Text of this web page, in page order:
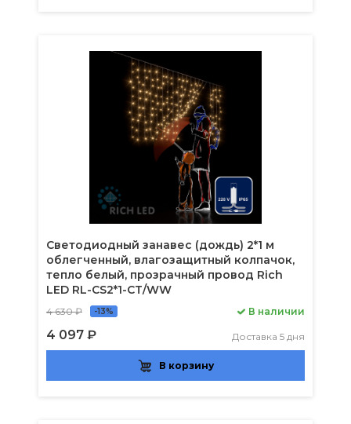
Светодиодный занавес (дождь) 2*1 м
облегченный, влагозащитный колпачок,
тепло белый, прозрачный провод Rich
LED RL-CS2*1-CT/WW
4 630 ₽ -13%
4 097 ₽
В наличии
Доставка 5 дня
В корзину